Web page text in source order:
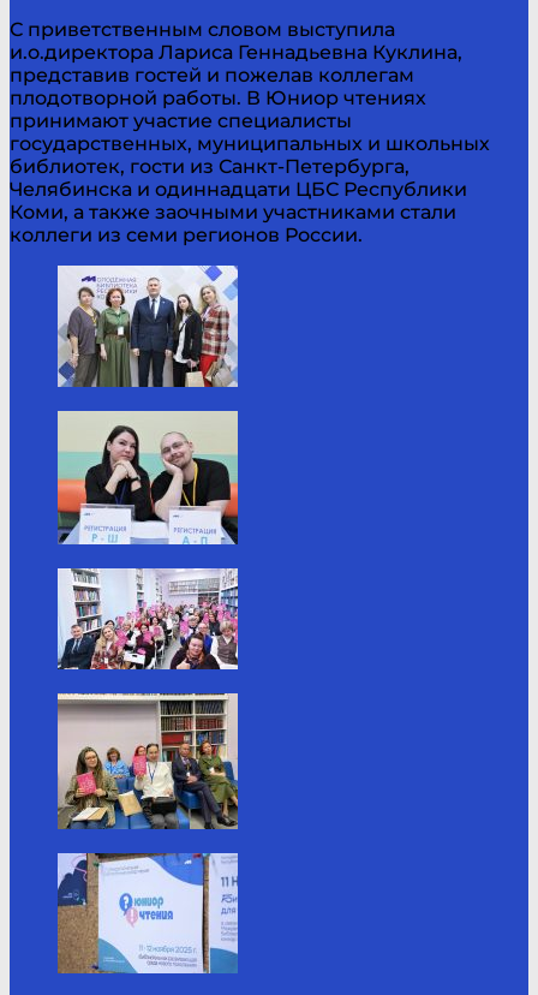
С приветственным словом выступила
и.о.директора Лариса Геннадьевна Куклина,
представив гостей и пожелав коллегам
плодотворной работы. В Юниор чтениях
принимают участие специалисты
государственных, муниципальных и школьных
библиотек, гости из Санкт-Петербурга,
Челябинска и одиннадцати ЦБС Республики
Коми, а также заочными участниками стали
коллеги из семи регионов России.